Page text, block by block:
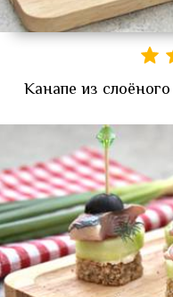
Канапе из